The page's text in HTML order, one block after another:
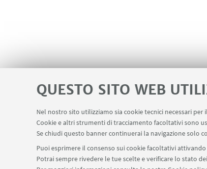
QUESTO SITO WEB
Nel nostro sito utilizziamo sia cookie tecnici necessari
Cookie e altri strumenti di tracciamento facoltativi sono
Se chiudi questo banner continuerai la navigazione solo
Puoi esprimere il consenso sui cookie facoltativi
Potrai sempre rivedere le tue scelte e verificare lo stato